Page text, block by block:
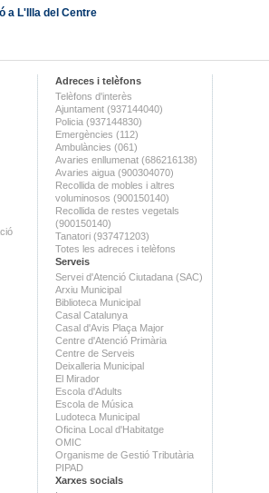
a L'Illa del Centre
Adreces i telèfons
Telèfons d'interès
Ajuntament (937144040)
Policia (937144830)
Emergències (112)
Ambulàncies (061)
Avaries enllumenat (686216138)
Avaries aigua (900304070)
Recollida de mobles i altres
voluminosos (900150140)
Recollida de restes vegetals
(900150140)
Tanatori (937471203)
Totes les adreces i telèfons
Serveis
Servei d'Atenció Ciutadana (SAC)
Arxiu Municipal
Biblioteca Municipal
Casal Catalunya
Casal d'Avis Plaça Major
Centre d'Atenció Primària
Centre de Serveis
Deixalleria Municipal
El Mirador
Escola d'Adults
Escola de Música
Ludoteca Municipal
Oficina Local d'Habitatge
OMIC
Organisme de Gestió Tributària
PIPAD
Xarxes socials